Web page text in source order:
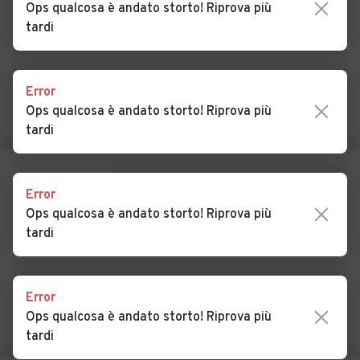
Auto usate Pignataro
Interamna
Auto usate Pofi
Auto usate Pontecorvo Auto usate Posta Fibreno
Auto usate Roccasecca
Saracinisco
di Comino
Liri
Auto usate San Giovanni
Incarico
Lazio
sul Garigliano
Garigliano
Auto usate Sant'Elia
Ops qualcosa è andato storto! Riprova più
tardi
Error
Ops qualcosa è andato storto! Riprova più
tardi
Error
Ops qualcosa è andato storto! Riprova più
tardi
Error
Ops qualcosa è andato storto! Riprova più
tardi